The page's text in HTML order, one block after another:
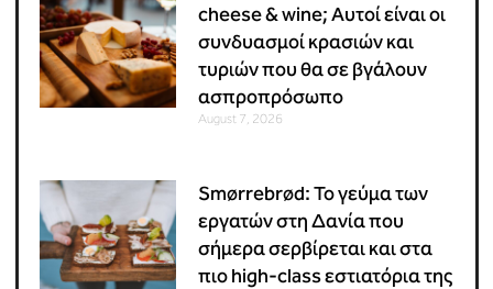
cheese & wine; Αυτοί είναι οι
συνδυασμοί κρασιών και
τυριών που θα σε βγάλουν
ασπροπρόσωπο
August 7, 2026
Smørrebrød: Το γεύμα των
εργατών στη Δανία που
σήμερα σερβίρεται και στα
πιο high-class εστιατόρια της